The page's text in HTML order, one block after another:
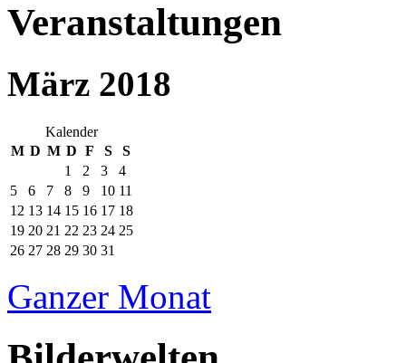
Veranstaltungen
März 2018
Kalender
M D M D F S
S
1
2 3
4
5
6 7 8 9 10 11
12 13 14 15 16 17 18
19 20 21 22 23 24 25
26 27 28 29 30 31
Ganzer Monat